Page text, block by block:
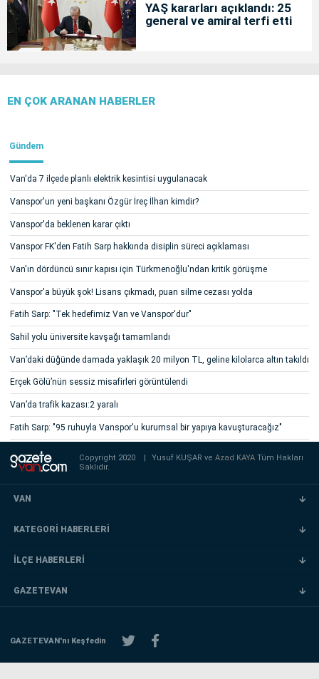
YAŞ kararları açıklandı: 25
general ve amiral terfi etti
EN ÇOK ARANAN HABERLER
Gündem
Van'da 7 ilçede planlı elektrik kesintisi uygulanacak
Vanspor'un yeni başkanı Özgür İreç İlhan kimdir?
Vanspor'da beklenen karar çıktı
Vanspor FK'den Fatih Sarp hakkında disiplin süreci açıklaması
Van'ın dördüncü sınır kapısı için Türkmenoğlu'ndan kritik görüşme
Vanspor'a büyük şok! Lisans çıkmadı, puan silme cezası yolda
Fatih Sarp: "Tek hedefimiz Van ve Vanspor'dur"
Sahil yolu üniversite kavşağı tamamlandı
Van’daki düğünde damada yaklaşık 20 milyon TL, geline kilolarca altın takıldı
Erçek Gölü’nün sessiz misafirleri görüntülendi
Van’da trafik kazası:2 yaralı
Fatih Sarp: "95 ruhuyla Vanspor'u kurumsal bir yapıya kavuşturacağız"
Copyright 2020 Yusuf KUŞAR veAzad KAYATüm Hakları
Saklıdır.
VAN
KATEGORİ HABERLERİ
İLÇE HABERLERİ
GAZETEVAN
GAZETEVAN'nı Keşfedin